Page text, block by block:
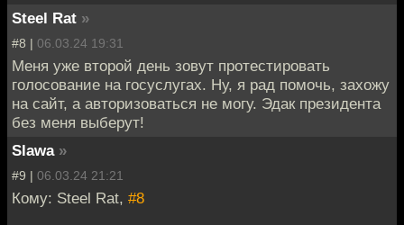
Steel Rat »
#8 | 06.03.24 19:31
Меня уже второй день зовут протестировать
голосование на госуслугах. Ну, я рад помочь, захожу
на сайт, а авторизоваться не могу. Эдак президента
без меня выберут!
Slawa »
#9 | 06.03.24 21:21
Кому: Steel Rat, #8